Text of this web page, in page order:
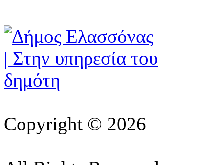
Copyright © 2026